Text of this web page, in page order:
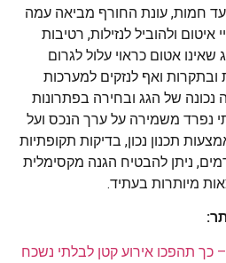
חמות, עונת החורף מביאה עמה
ולהוביל לנזילות, רטיבות
אטום כראוי עלול לגרום
ואף לנזקים למערכות
נכונה של הגג ובחירה בפתרונות
נפרד משמירה על ערך הנכס ועל
תכנון נכון, בדיקות תקופתיות
ניתן להבטיח הגנה מקסימלית
מיותרות בעתיד.
– כך תהפכו אירוע קטן לבלתי נשכח